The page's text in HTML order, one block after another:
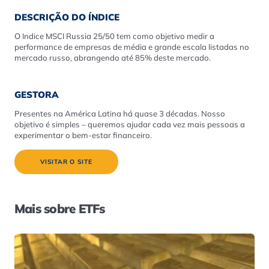
DESCRIÇÃO DO ÍNDICE
O Indice MSCI Russia 25/50 tem como objetivo medir a
performance de empresas de média e grande escala listadas no
mercado russo, abrangendo até 85% deste mercado.
GESTORA
Presentes na América Latina há quase 3 décadas. Nosso
objetivo é simples – queremos ajudar cada vez mais pessoas a
experimentar o bem-estar financeiro.
VISITAR O SITE
Mais sobre ETFs